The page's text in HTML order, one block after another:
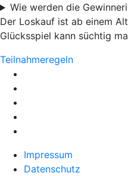
Wie werden die
Der Loskauf ist ab einem
Glücksspiel kann süchtig
Teilnahmeregeln
Impressum
Datenschutz